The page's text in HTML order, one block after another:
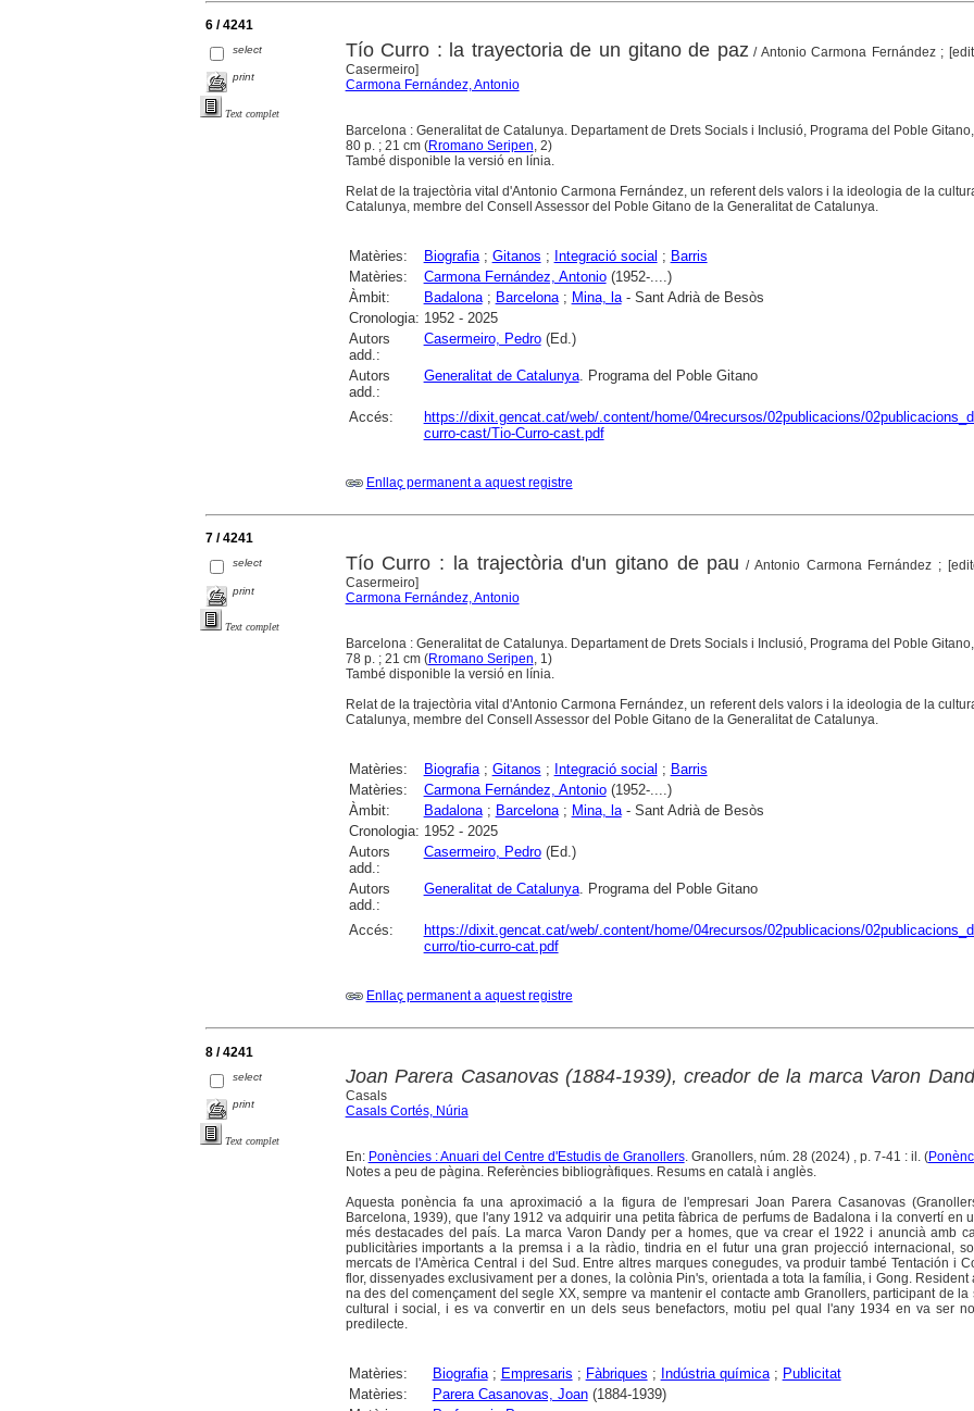
6 / 4241
select
print
Text complet
Tío Curro : la trayectoria de un gitano de paz / Antonio Carmona Fernández ;
Casermeiro]
Carmona Fernández, Antonio
Barcelona : Generalitat de Catalunya. Departament de Drets Socials i Inclusió, Programa del Poble
80 p. ; 21 cm (Rromano Seripen , 2)
També disponible la versió en línia.
Relat de la trajectòria vital d'Antonio Carmona Fernández, un referent dels valors i la ideologia de la
Catalunya, membre del Consell Assessor del Poble Gitano de la Generalitat de Catalunya.
Matèries: Biografia; Gitanos ; Integració social ; Barris
Matèries:
Carmona Fernández, Antonio(1952-....)
Àmbit:
Badalona; Barcelona; Mina, la- Sant Adrià de Besòs
Cronologia: 1952 - 2025
Autors
add.:
Casermeiro, Pedro(Ed.)
Autors
add.:
Generalitat de Catalunya. Programa del Poble Gitano
Accés:
https://dixit.gencat.cat/web/.content/home/04recursos/02publicacions/
curro-cast/Tio-Curro-cast.pdf
Enllaç permanent a aquest registre
7 / 4241
select
print
Text complet
Tío Curro : la trajectòria d'un gitano de pau / Antonio Carmona Fernández ;
Casermeiro]
Carmona Fernández, Antonio
Barcelona : Generalitat de Catalunya. Departament de Drets Socials i Inclusió, Programa del Poble
78 p. ; 21 cm (Rromano Seripen , 1)
També disponible la versió en línia.
Relat de la trajectòria vital d'Antonio Carmona Fernández, un referent dels valors i la ideologia de la
Catalunya, membre del Consell Assessor del Poble Gitano de la Generalitat de Catalunya.
Matèries: Biografia; Gitanos ; Integració social ; Barris
Matèries:
Carmona Fernández, Antonio(1952-....)
Àmbit:
Badalona; Barcelona; Mina, la- Sant Adrià de Besòs
Cronologia: 1952 - 2025
Autors
add.:
Casermeiro, Pedro(Ed.)
Autors
add.:
Generalitat de Catalunya. Programa del Poble Gitano
Accés:
https://dixit.gencat.cat/web/.content/home/04recursos/02publicacions/
curro/tio-curro-cat.pdf
Enllaç permanent a aquest registre
8 / 4241
select
print
Text complet
Joan Parera Casanovas (1884-1939), creador de la marca Varon
Casals
Casals Cortés, Núria
En: Ponències : Anuari del Centre d'Estudis de Granollers. Granollers, núm. 28 (2024) , p. 7-41 : il. (
Notes a peu de pàgina. Referències bibliogràfiques. Resums en català i anglès.
Aquesta ponència fa una aproximació a la figura de l'empresari Joan Parera Casanovas
Barcelona, 1939), que l'any 1912 va adquirir una petita fàbrica de perfums de Badalona i la convertí en
més destacades del país. La marca Varon Dandy per a homes, que va crear el 1922 i anuncià amb
publicitàries importants a la premsa i a la ràdio, tindria en el futur una gran projecció internacional,
mercats de l'Amèrica Central i del Sud. Entre altres marques conegudes, va produir també Tentación i
flor, dissenyades exclusivament per a dones, la colònia Pin's, orientada a tota la família, i Gong. Resident
na des del començament del segle XX, sempre va mantenir el contacte amb Granollers, participant de la
cultural i social, i es va convertir en un dels seus benefactors, motiu pel qual l'any 1934 en va ser
predilecte.
Matèries: Biografia; Empresaris ; Fàbriques ; Indústria química; Publicitat
Matèries:
Parera Casanovas, Joan(1884-1939)